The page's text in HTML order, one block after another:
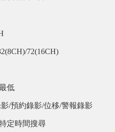
72(16CH)
低
/預約錄影/位移/警報錄影
定時間搜尋